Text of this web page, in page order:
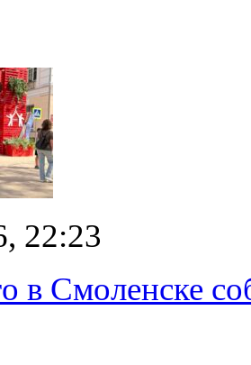
22:23
в Смоленске